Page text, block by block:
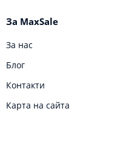
За MaxSale
За нас
Блог
Контакти
Карта на сайта